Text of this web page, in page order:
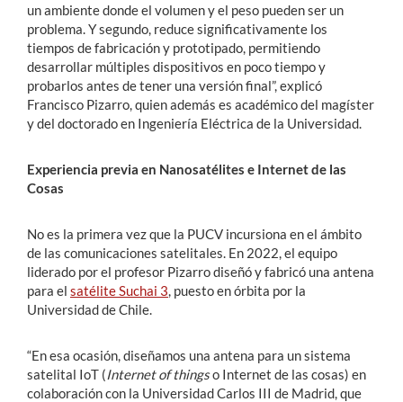
un ambiente donde el volumen y el peso pueden ser un
problema. Y segundo, reduce significativamente los
tiempos de fabricación y prototipado, permitiendo
desarrollar múltiples dispositivos en poco tiempo y
probarlos antes de tener una versión final”, explicó
Francisco Pizarro, quien además es académico del magíster
y del doctorado en Ingeniería Eléctrica de la Universidad.
Experiencia previa en Nanosatélites e Internet de las
Cosas
No es la primera vez que la PUCV incursiona en el ámbito
de las comunicaciones satelitales. En 2022, el equipo
liderado por el profesor Pizarro diseñó y fabricó una antena
para el satélite Suchai 3 , puesto en órbita por la
Universidad de Chile.
“En esa ocasión, diseñamos una antena para un sistema
satelital IoT (Internet of thingso Internet de las cosas) en
colaboración con la Universidad Carlos III de Madrid, que